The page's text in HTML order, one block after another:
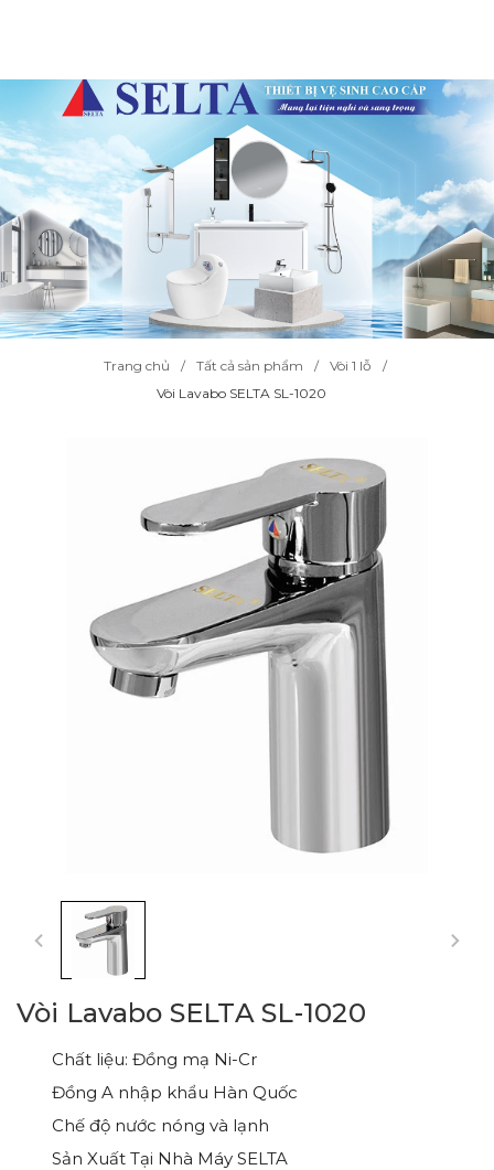
Trang chủ Tất cả sản phẩm
Vòi 1 lỗ
Vòi Lavabo SELTA SL-1020
Vòi Lavabo SELTA SL-1020
Chất liệu: Đồng mạ Ni-Cr
Đồng A nhập khẩu Hàn Quốc
Chế độ nước nóng và lạnh
Sản Xuất Tại Nhà Máy SELTA